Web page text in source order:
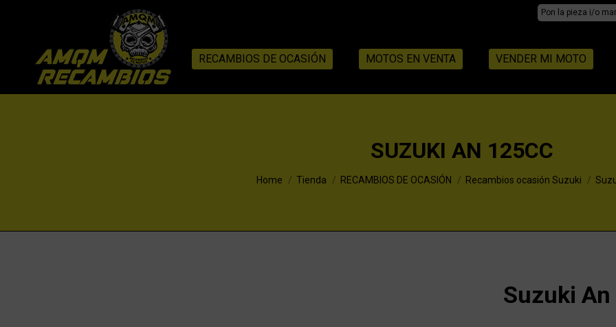
Search:
RECAMBIOS DE OCASIÓN MOTOS EN VENTA VENDER MI MOTO
SUZUKI AN 125CC
You are here:
Home Tienda RECAMBIOS DE OCASIÓN Recambios ocasión Suzuki
Suzuki